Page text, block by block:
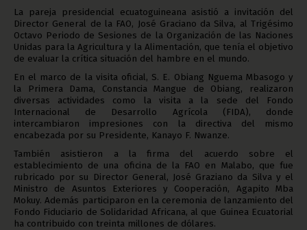
La pareja presidencial ecuatoguineana asistió a invitación del
Director General de la FAO, José Graciano da Silva, al Trigésimo
Octavo Periodo de Sesiones de la Organización de las Naciones
Unidas para la Agricultura y la Alimentación, que tenía el objetivo
de evaluar la crítica situación del hambre en el mundo.
En el marco de la visita oficial, S. E. Obiang Nguema Mbasogo y
la Primera Dama, Constancia Mangue de Obiang, realizaron
diversas actividades como la visita a la sede del Fondo
Internacional de Desarrollo Agrícola (FIDA), donde
intercambiaron impresiones con la directiva del mismo
encabezada por su Presidente, Kanayo F. Nwanze.
También asistieron a la firma del acuerdo sobre el
establecimiento de una oficina de la FAO en Malabo, que fue
rubricado por su Director General, José Graziano da Silva y el
Ministro de Asuntos Exteriores y Cooperación, Agapito Mba
Mokuy. Además participaron en la ceremonia de lanzamiento del
Fondo Fiduciario de Solidaridad Africana, al que Guinea Ecuatorial
ha contribuido con treinta millones de dólares.